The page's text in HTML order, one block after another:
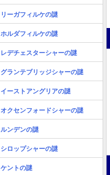
リーガフィルケの謎
ホルダフィルケの謎
レデチェスターシャーの謎
グランテブリッジシャーの謎
イーストアングリアの謎
オクセンフォードシャーの謎
ルンデンの謎
シロップシャーの謎
ケントの謎